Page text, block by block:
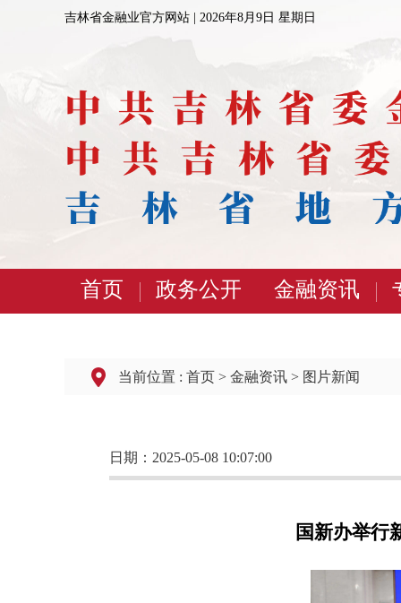
吉林省金融业官方网站 | 2026年8月9日 星期日
首页 政务公开 金融资讯
当前位置 : 首页 > 金融资讯 > 图片新闻
日期：2025-05-08 10:07:00
国新办举行